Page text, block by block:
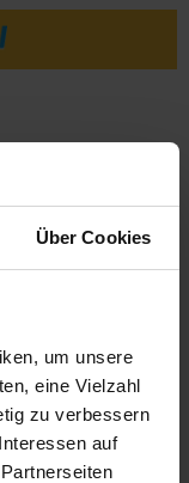
Über Cookies
um unsere
eine Vielzahl
zu verbessern
auf
23
0